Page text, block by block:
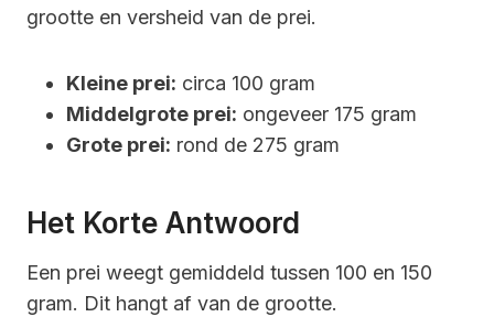
grootte en versheid van de prei.
Kleine prei: circa 100 gram
Middelgrote prei: ongeveer 175 gram
Grote prei: rond de 275 gram
Het Korte Antwoord
Een prei weegt gemiddeld tussen 100 en 150
gram. Dit hangt af van de grootte.